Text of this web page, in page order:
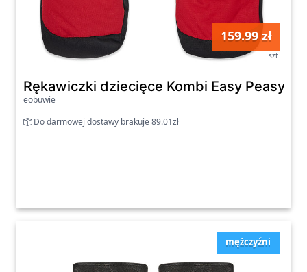
159.99 zł
szt
Rękawiczki dziecięce Kombi Easy Peasy
eobuwie
Do darmowej dostawy brakuje 89.01zł
mężczyźni